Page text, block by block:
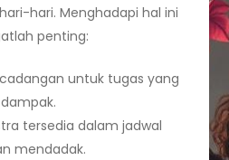
hari. Menghadapi hal ini
penting:
untuk tugas yang
tersedia dalam jadwal
mendadak.